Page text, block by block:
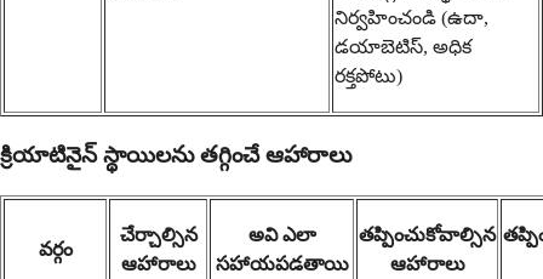
నిర్వహించండి (ఉదా,
డయాబెటిస్, అధిక
రక్తపోటు)
క్రియాటినైన్ స్థాయిలను తగ్గించే ఆహారాలు
వర్గం
చేర్చాల్సిన
ఆహారాలు
అవి ఎలా
సహాయపడతాయి
తప్పించుకోవాల్సిన
ఆహారాలు